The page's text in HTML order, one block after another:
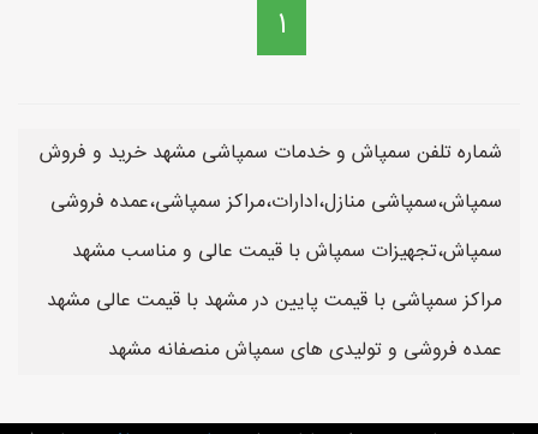
1
شماره تلفن سمپاش و خدمات سمپاشی مشهد خرید و فروش
سمپاش،سمپاشی منازل،ادارات،مراکز سمپاشی،عمده فروشی
سمپاش،تجهیزات سمپاش با قیمت عالی و مناسب مشهد
مراکز سمپاشی با قیمت پایین در مشهد با قیمت عالی مشهد
عمده فروشی و تولیدی های سمپاش منصفانه مشهد